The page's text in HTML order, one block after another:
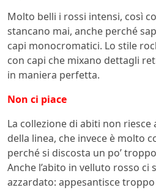
Molto belli i rossi intensi, così
stancano mai, anche perché
capi monocromatici. Lo stile
con capi che mixano dettagli
in maniera perfetta.
Non ci piace
La collezione di abiti non
della linea, che invece è molto
perché si discosta un po’
Anche l’abito in velluto rosso ci
azzardato: appesantisce